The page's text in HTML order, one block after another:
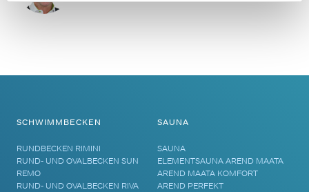
SCHWIMMBECKEN
RUNDBECKEN RIMINI
RUND- UND OVALBECKEN SUN
REMO
RUND- UND OVALBECKEN RIVA
SAUNA
SAUNA
ELEMENTSAUNA AREND MAATA
AREND MAATA KOMFORT
AREND PERFEKT